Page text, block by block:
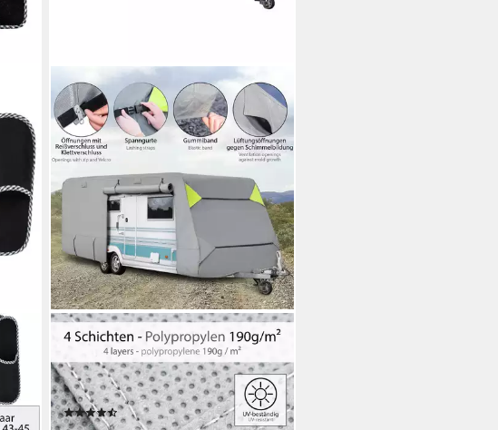
ONVAYA
Wohnwagenschutzhülle Wohnwagen-
Schutzhülle, Abdeckung fürs
Wohnmobil, Abdeckplane
(7)